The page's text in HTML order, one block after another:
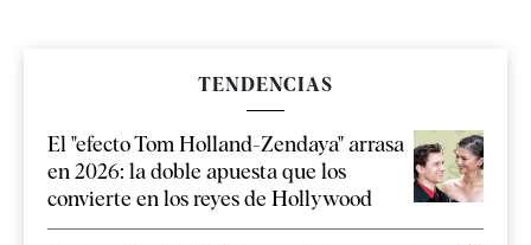
TENDENCIAS
El "efecto Tom Holland-Zendaya" arrasa
en 2026: la doble apuesta que los
convierte en los reyes de Hollywood